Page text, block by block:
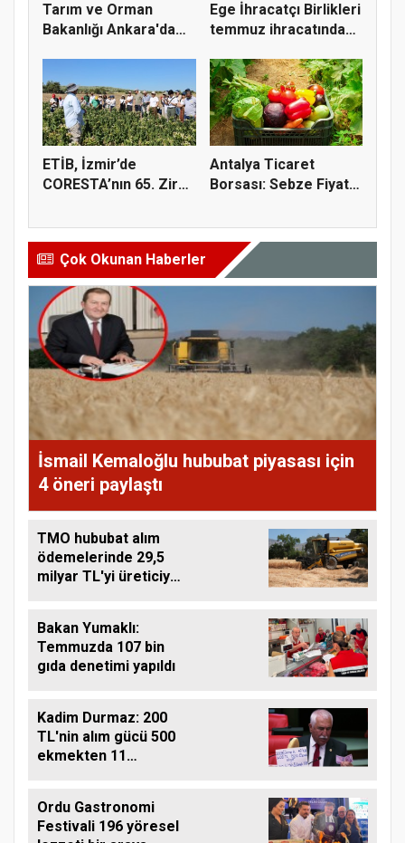
Tarım ve Orman
Bakanlığı Ankara'da
Ege İhracatçı Birlikleri
temmuz ihracatında
ETİB, İzmir’de
CORESTA’nın 65. Zirai
Antalya Ticaret
Borsası: Sebze Fiyat
Çok Okunan Haberler
İsmail Kemaloğlu hububat piyasası için
4 öneri paylaştı
TMO hububat alım
ödemelerinde 29,5
milyar TL'yi üreticiye
Bakan Yumaklı:
Temmuzda 107 bin
gıda denetimi yapıldı
Kadim Durmaz: 200
TL'nin alım gücü 500
ekmekten 11
Ordu Gastronomi
Festivali 196 yöresel